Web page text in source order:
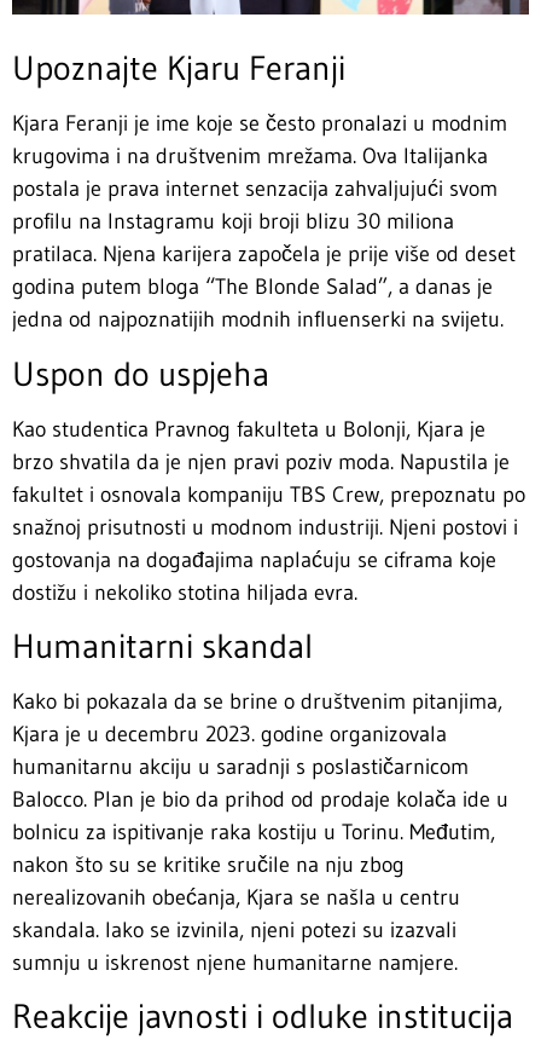
Upoznajte Kjaru Feranji
Kjara Feranji je ime koje se često pronalazi u modnim
krugovima i na društvenim mrežama. Ova Italijanka
postala je prava internet senzacija zahvaljujući svom
profilu na Instagramu koji broji blizu 30 miliona
pratilaca. Njena karijera započela je prije više od deset
godina putem bloga “The Blonde Salad”, a danas je
jedna od najpoznatijih modnih influenserki na svijetu.
Uspon do uspjeha
Kao studentica Pravnog fakulteta u Bolonji, Kjara je
brzo shvatila da je njen pravi poziv moda. Napustila je
fakultet i osnovala kompaniju TBS Crew, prepoznatu po
snažnoj prisutnosti u modnom industriji. Njeni postovi i
gostovanja na događajima naplaćuju se ciframa koje
dostižu i nekoliko stotina hiljada evra.
Humanitarni skandal
Kako bi pokazala da se brine o društvenim pitanjima,
Kjara je u decembru 2023. godine organizovala
humanitarnu akciju u saradnji s poslastičarnicom
Balocco. Plan je bio da prihod od prodaje kolača ide u
bolnicu za ispitivanje raka kostiju u Torinu. Međutim,
nakon što su se kritike sručile na nju zbog
nerealizovanih obećanja, Kjara se našla u centru
skandala. Iako se izvinila, njeni potezi su izazvali
sumnju u iskrenost njene humanitarne namjere.
Reakcije javnosti i odluke institucija